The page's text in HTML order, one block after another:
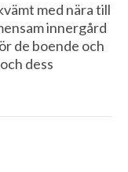
med nära till
innergård
de boende och
dess